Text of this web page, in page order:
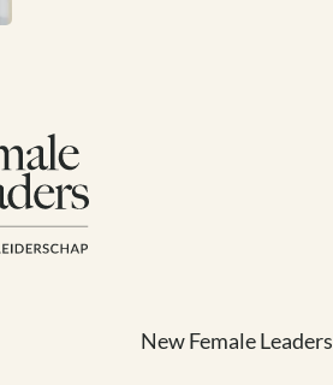
New Female Leaders